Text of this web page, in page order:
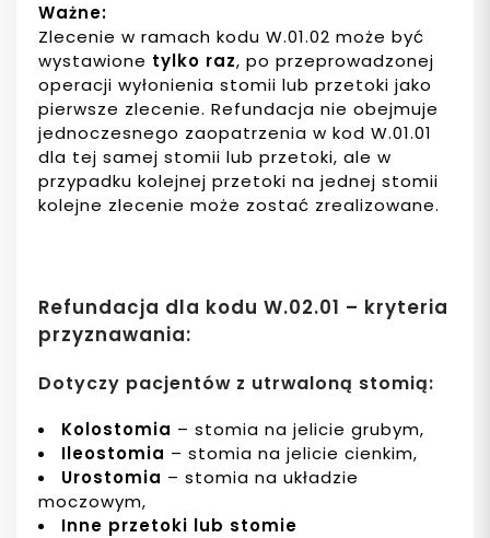
Ważne:
Zlecenie w ramach kodu W.01.02 może być
wystawione tylko raz, po przeprowadzonej
operacji wyłonienia stomii lub przetoki jako
pierwsze zlecenie. Refundacja nie obejmuje
jednoczesnego zaopatrzenia w kod W.01.01
dla tej samej stomii lub przetoki, ale w
przypadku kolejnej przetoki na jednej stomii
kolejne zlecenie może zostać zrealizowane.
Refundacja dla kodu W.02.01 – kryteria
przyznawania:
Dotyczy pacjentów z utrwaloną stomią:
Kolostomia – stomia na jelicie grubym,
Ileostomia – stomia na jelicie cienkim,
Urostomia – stomia na układzie
moczowym,
Inne przetoki lub stomie